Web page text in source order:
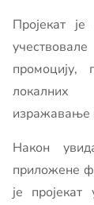
Пројекат
локалних
изражавање
Након
приложене
је